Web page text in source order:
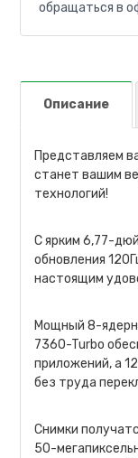
обращаться в
Описание
Представляем
станет вашим
технологий!
С ярким 6,77-
обновления
настоящим
Мощный 8-
7360-Turbo
приложений, а
без труда
Снимки
50-